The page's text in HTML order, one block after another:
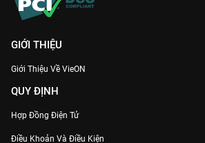
GIỚI THIỆU
Giới Thiệu Về VieON
QUY ĐỊNH
Hợp Đồng Điện Tử
Điều Khoản Và Điều Kiện